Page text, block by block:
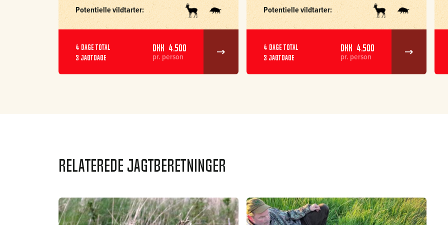
Potentielle vildtarter:
4 dage total
3 jagtdage
DKK 4.500
pr. person
Potentielle vildtarter:
4 dage total
3 jagtdage
DKK 4.500
pr. person
Relaterede jagtberetninger